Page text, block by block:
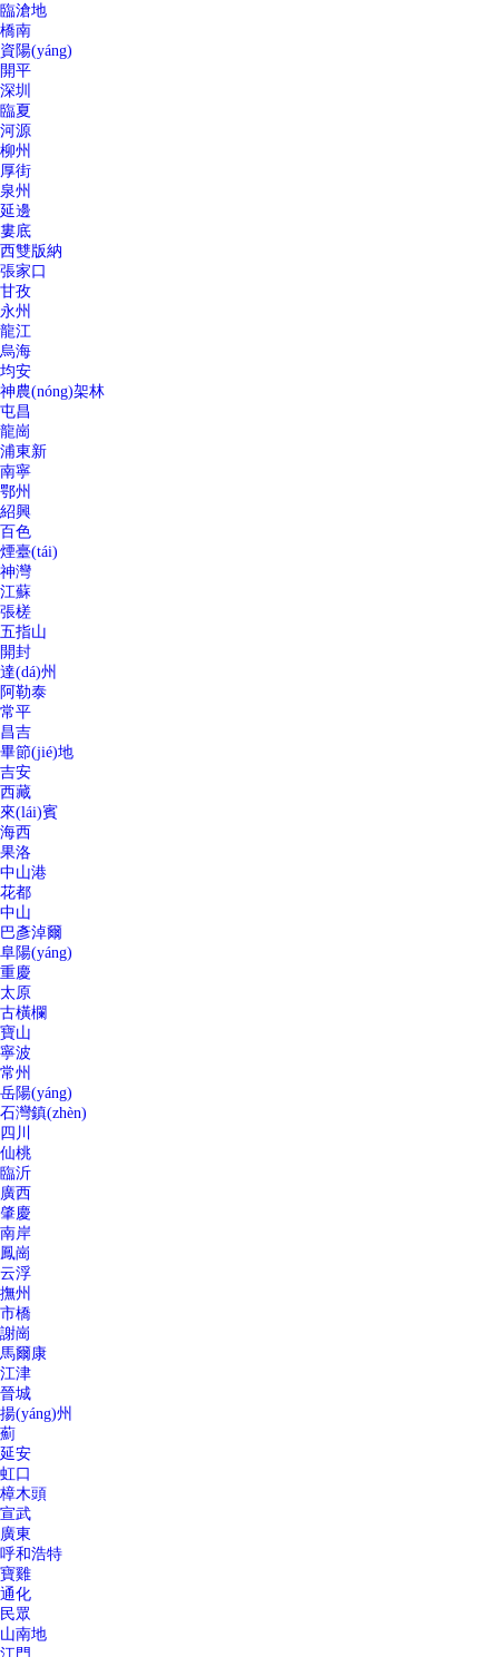
臨滄地
橋南
資陽(yáng)
開平
深圳
臨夏
河源
柳州
厚街
泉州
延邊
婁底
西雙版納
張家口
甘孜
永州
龍江
烏海
均安
神農(nóng)架林
屯昌
龍崗
浦東新
南寧
鄂州
紹興
百色
煙臺(tái)
神灣
江蘇
張槎
五指山
開封
達(dá)州
阿勒泰
常平
昌吉
畢節(jié)地
吉安
西藏
來(lái)賓
海西
果洛
中山港
花都
中山
巴彥淖爾
阜陽(yáng)
重慶
太原
古橫欄
寶山
寧波
常州
岳陽(yáng)
石灣鎮(zhèn)
四川
仙桃
臨沂
廣西
肇慶
南岸
鳳崗
云浮
撫州
市橋
謝崗
馬爾康
江津
晉城
揚(yáng)州
薊
延安
虹口
樟木頭
宣武
廣東
呼和浩特
寶雞
通化
民眾
山南地